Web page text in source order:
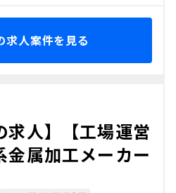
求人案件を見る
求人】【工場運営
金属加工メーカー